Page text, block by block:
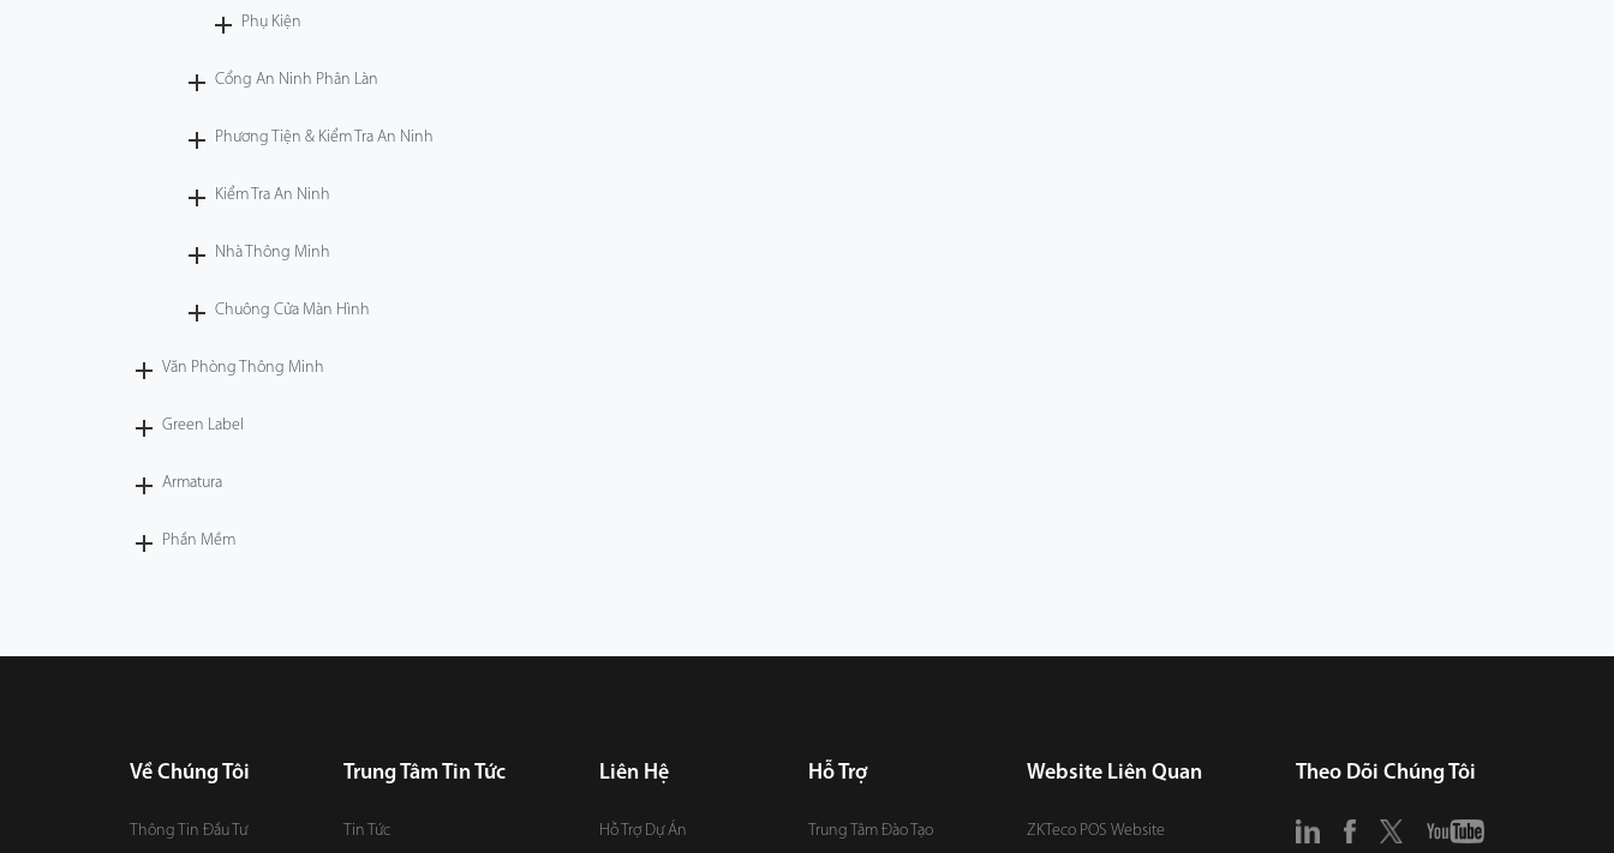
Phụ Kiện
Cổng An Ninh Phân Làn
Phương Tiện & Kiểm Tra An Ninh
Kiểm Tra An Ninh
Nhà Thông Minh
Chuông Cửa Màn Hình
Văn Phòng Thông Minh
Green Label
Armatura
Phần Mềm
Về Chúng Tôi
Thông Tin Đầu Tư
Trung Tâm Tin Tức
Tin Tức
Liên Hệ
Hỗ Trợ Dự Án
Hỗ Trợ
Trung Tâm Đào Tạo
Website Liên Quan
ZKTeco POS Website
Theo Dõi Chúng Tôi